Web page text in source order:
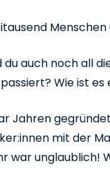
auch noch all
Wie ist
Jahren
mit der
war unglaublich!